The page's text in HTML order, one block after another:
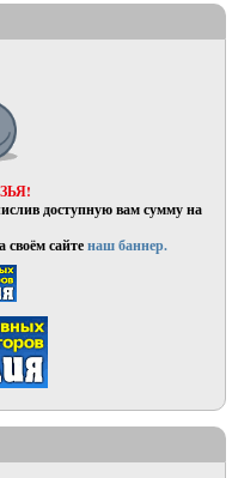
доступную вам сумму на
своём сайтенаш баннер.